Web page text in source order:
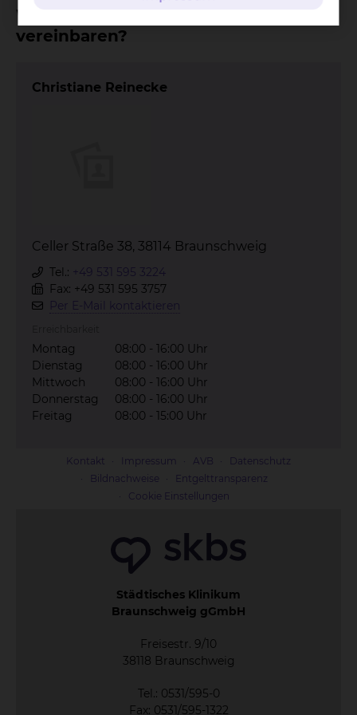
Wo kann ich einen Termin
vereinbaren?
Christiane Reinecke
Celler Straße 38, 38114 Braunschweig
Tel.: +49 531 595 3224
Fax: +49 531 595 3757
Per E-Mail kontaktieren
Montag
08:00 - 16:00 Uhr
Dienstag
08:00 - 16:00 Uhr
Mittwoch
08:00 - 16:00 Uhr
Donnerstag
08:00 - 16:00 Uhr
Freitag
08:00 - 15:00 Uhr
Kontakt Impressum AVB
Datenschutz
Bildnachweise
Entgelttransparenz
Cookie Einstellungen
Städtisches Klinikum
Braunschweig gGmbH
Freisestr. 9/10
38118 Braunschweig
Tel.: 0531/595-0
Fax: 0531/595-1322